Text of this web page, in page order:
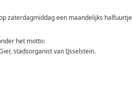
zaterdagmiddag een maandelijks
het motto:
stadsorganist van IJsselstein.